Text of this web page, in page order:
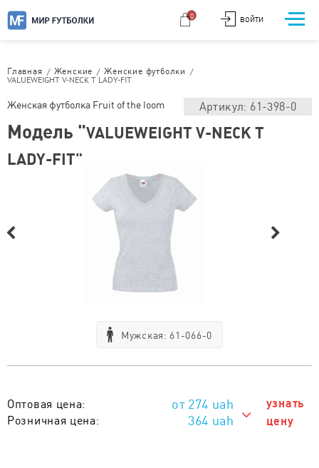
ВОЙТИ
0
Главная / Женские /Женские футболки /
VALUEWEIGHT V-NECK T LADY-FIT
Мужская: 61-066-0
Оптовая цена: 274 uah
Розничная цена: 364 uah
узнать
цену
Женская футболка Fruit of the loom Артикул: 61-398-0
Модель "VALUEWEIGHT V-NECK T
LADY-FIT"